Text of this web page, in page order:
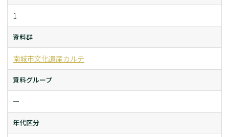
1
資料群
南城市文化遺産カルテ
資料グループ
ー
年代区分